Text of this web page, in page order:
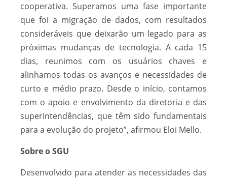
cooperativa. Superamos uma fase importante
que foi a migração de dados, com resultados
consideráveis que deixarão um legado para as
próximas mudanças de tecnologia. A cada 15
dias, reunimos com os usuários chaves e
alinhamos todas os avanços e necessidades de
curto e médio prazo. Desde o início, contamos
com o apoio e envolvimento da diretoria e das
superintendências, que têm sido fundamentais
para a evolução do projeto”, afirmou Eloi Mello.
Sobre o SGU
Desenvolvido para atender as necessidades das